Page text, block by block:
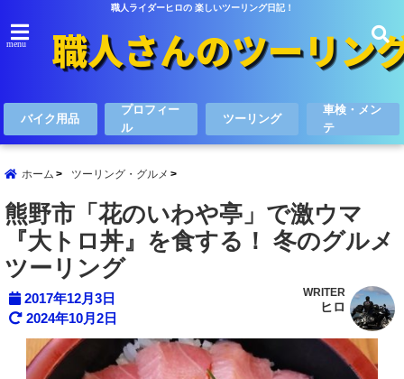
職人ライダーヒロの 楽しいツーリング日記！
menu
バイク用品
プロフィー
ル
ツーリング
車検・メン
テ
ホーム ツーリング・グルメ
熊野市「花のいわや亭」で激ウマ
『大トロ丼』を食する！ 冬のグルメ
ツーリング
2017年12月3日
2024年10月2日
WRITER
ヒロ